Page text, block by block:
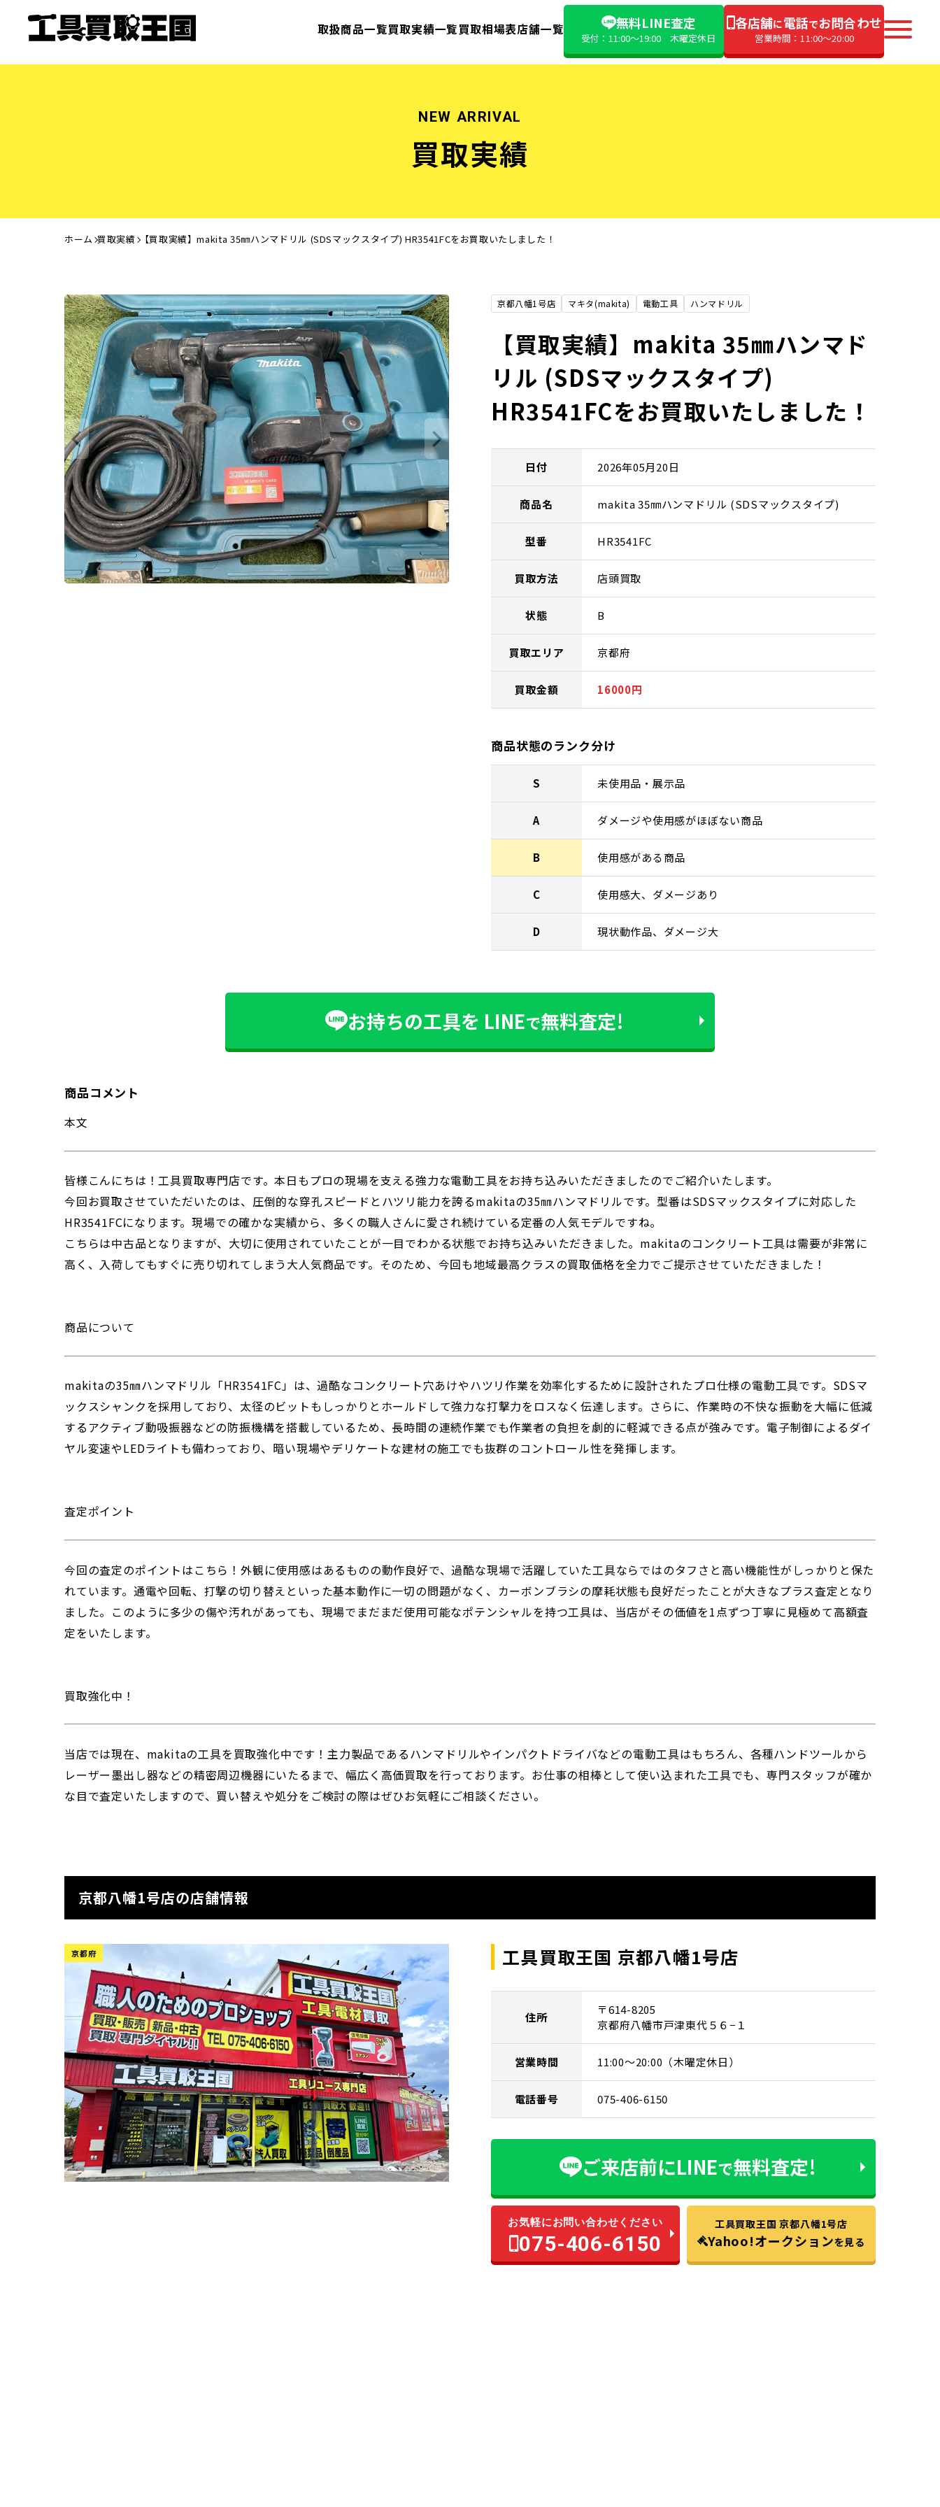
取扱商品一覧買取実績一覧買取相場表店舗一覧 無料LINE査定
受付：11:00〜19:00 木曜定休日
各店舗に電話でお問合わせ
営業時間：11:00〜20:00
NEW ARRIVAL
買取実績
ホーム 買取実績 【買取実績】makita 35㎜ハンマドリル (SDSマックスタイプ) HR3541FCをお買取いたしました！
京都八幡1号店 マキタ(makita) 電動工具 ハンマドリル
【買取実績】makita 35㎜ハンマド
リル (SDSマックスタイプ)
HR3541FCをお買取いたしました！
日付 2026年05月20日
商品名 makita 35㎜ハンマドリル (SDSマックスタイプ)
型番 HR3541FC
買取方法 店頭買取
状態 B
買取エリア 京都府
買取金額 16000円
商品状態のランク分け
S 未使用品・展示品
A ダメージや使用感がほぼない商品
B 使用感がある商品
C 使用感大、ダメージあり
D 現状動作品、ダメージ大
お持ちの工具を LINEで無料査定!
商品コメント
本文
皆様こんにちは！工具買取専門店です。本日もプロの現場を支える強力な電動工具をお持ち込みいただきましたのでご紹介いたします。
今回お買取させていただいたのは、圧倒的な穿孔スピードとハツリ能力を誇るmakitaの35㎜ハンマドリルです。型番はSDSマックスタイプに対応した
HR3541FCになります。現場での確かな実績から、多くの職人さんに愛され続けている定番の人気モデルですね。
こちらは中古品となりますが、大切に使用されていたことが一目でわかる状態でお持ち込みいただきました。makitaのコンクリート工具は需要が非常に
高く、入荷してもすぐに売り切れてしまう大人気商品です。そのため、今回も地域最高クラスの買取価格を全力でご提示させていただきました！
商品について
makitaの35㎜ハンマドリル「HR3541FC」は、過酷なコンクリート穴あけやハツリ作業を効率化するために設計されたプロ仕様の電動工具です。SDSマ
ックスシャンクを採用しており、太径のビットもしっかりとホールドして強力な打撃力をロスなく伝達します。さらに、作業時の不快な振動を大幅に低減
するアクティブ動吸振器などの防振機構を搭載しているため、長時間の連続作業でも作業者の負担を劇的に軽減できる点が強みです。電子制御によるダイ
ヤル変速やLEDライトも備わっており、暗い現場やデリケートな建材の施工でも抜群のコントロール性を発揮します。
査定ポイント
今回の査定のポイントはこちら！外観に使用感はあるものの動作良好で、過酷な現場で活躍していた工具ならではのタフさと高い機能性がしっかりと保た
れています。通電や回転、打撃の切り替えといった基本動作に一切の問題がなく、カーボンブラシの摩耗状態も良好だったことが大きなプラス査定となり
ました。このように多少の傷や汚れがあっても、現場でまだまだ使用可能なポテンシャルを持つ工具は、当店がその価値を1点ずつ丁寧に見極めて高額査
定をいたします。
買取強化中！
当店では現在、makitaの工具を買取強化中です！主力製品であるハンマドリルやインパクトドライバなどの電動工具はもちろん、各種ハンドツールから
レーザー墨出し器などの精密周辺機器にいたるまで、幅広く高価買取を行っております。お仕事の相棒として使い込まれた工具でも、専門スタッフが確か
な目で査定いたしますので、買い替えや処分をご検討の際はぜひお気軽にご相談ください。
京都八幡1号店の店舗情報
京都府 工具買取王国 京都八幡1号店
住所
〒614-8205
京都府八幡市戸津東代５６−１
営業時間 11:00～20:00（木曜定休日）
電話番号 075-406-6150
ご来店前にLINEで無料査定!
お気軽にお問い合わせください
075-406-6150
工具買取王国 京都八幡1号店
Yahoo!オークションを見る